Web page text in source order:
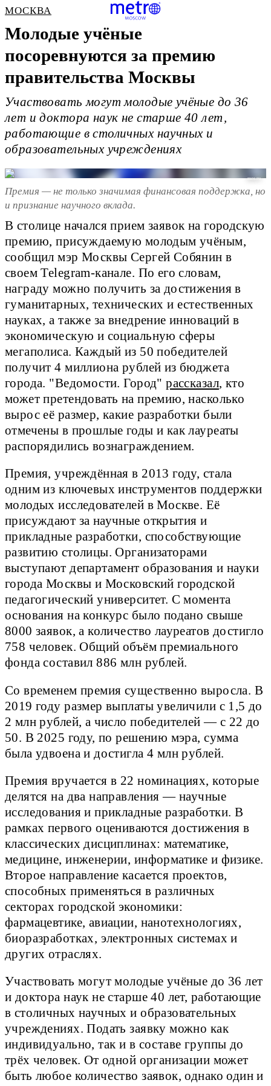
МОСКВА
Молодые учёные
посоревнуются за премию
правительства Москвы
Участвовать могут молодые учёные до 36
лет и доктора наук не старше 40 лет,
работающие в столичных научных и
образовательных учреждениях
mos.ru
Премия — не только значимая финансовая поддержка, но
и признание научного вклада.
В столице начался прием заявок на городскую
премию, присуждаемую молодым учёным,
сообщил мэр Москвы Сергей Собянин в
своем Telegram-канале. По его словам,
награду можно получить за достижения в
гуманитарных, технических и естественных
науках, а также за внедрение инноваций в
экономическую и социальную сферы
мегаполиса. Каждый из 50 победителей
получит 4 миллиона рублей из бюджета
города. "Ведомости. Город"рассказал, кто
может претендовать на премию, насколько
вырос её размер, какие разработки были
отмечены в прошлые годы и как лауреаты
распорядились вознаграждением.
Премия, учреждённая в 2013 году, стала
одним из ключевых инструментов поддержки
молодых исследователей в Москве. Её
присуждают за научные открытия и
прикладные разработки, способствующие
развитию столицы. Организаторами
выступают департамент образования и науки
города Москвы и Московский городской
педагогический университет. С момента
основания на конкурс было подано свыше
8000 заявок, а количество лауреатов достигло
758 человек. Общий объём премиального
фонда составил 886 млн рублей.
Со временем премия существенно выросла. В
2019 году размер выплаты увеличили с 1,5 до
2 млн рублей, а число победителей — с 22 до
50. В 2025 году, по решению мэра, сумма
была удвоена и достигла 4 млн рублей.
Премия вручается в 22 номинациях, которые
делятся на два направления — научные
исследования и прикладные разработки. В
рамках первого оцениваются достижения в
классических дисциплинах: математике,
медицине, инженерии, информатике и физике.
Второе направление касается проектов,
способных применяться в различных
секторах городской экономики:
фармацевтике, авиации, нанотехнологиях,
биоразработках, электронных системах и
других отраслях.
Участвовать могут молодые учёные до 36 лет
и доктора наук не старше 40 лет, работающие
в столичных научных и образовательных
учреждениях. Подать заявку можно как
индивидуально, так и в составе группы до
трёх человек. От одной организации может
быть любое количество заявок, однако один и